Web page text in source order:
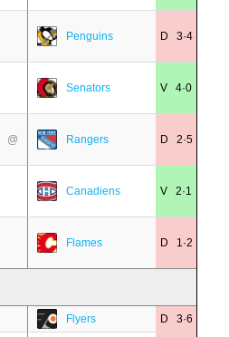
Penguins D 3·4
Senators V 4·0
@ Rangers D 2·5
Canadiens V 2·1
Flames D 1·2
Flyers D 3·6